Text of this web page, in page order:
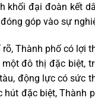
khối đại đoàn kết
góp vào sự
Thành phố có lợi
đô thị đặc biệt,
động lực có sức
đặc biệt, Thành